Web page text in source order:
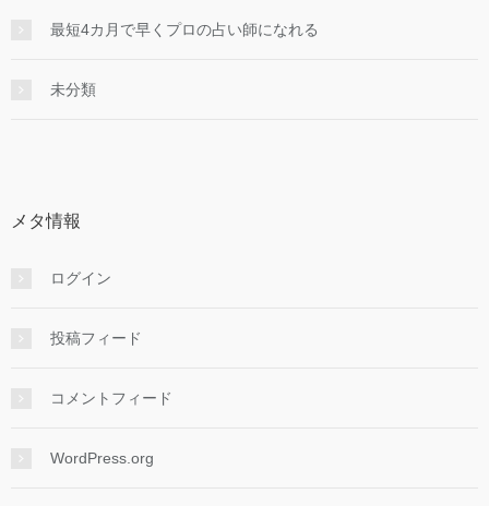
最短4カ月で早くプロの占い師になれる
未分類
メタ情報
ログイン
投稿フィード
コメントフィード
WordPress.org